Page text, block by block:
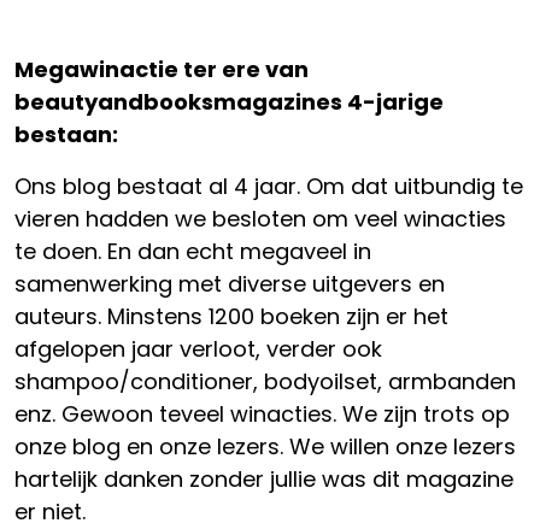
Megawinactie ter ere van
beautyandbooksmagazines 4-jarige
bestaan:
Ons blog bestaat al 4 jaar. Om dat uitbundig te
vieren hadden we besloten om veel winacties
te doen. En dan echt megaveel in
samenwerking met diverse uitgevers en
auteurs. Minstens 1200 boeken zijn er het
afgelopen jaar verloot, verder ook
shampoo/conditioner, bodyoilset, armbanden
enz. Gewoon teveel winacties. We zijn trots op
onze blog en onze lezers. We willen onze lezers
hartelijk danken zonder jullie was dit magazine
er niet.